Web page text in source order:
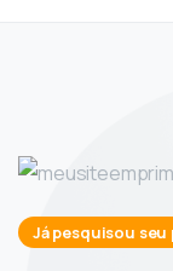
Já pesquisou